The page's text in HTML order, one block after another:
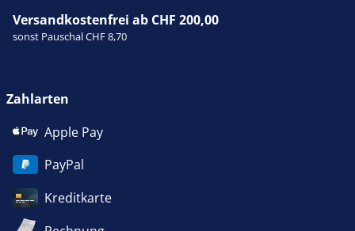
Versandkostenfrei ab CHF 200,00
sonst Pauschal CHF 8,70
Zahlarten
Apple Pay
PayPal
Kreditkarte